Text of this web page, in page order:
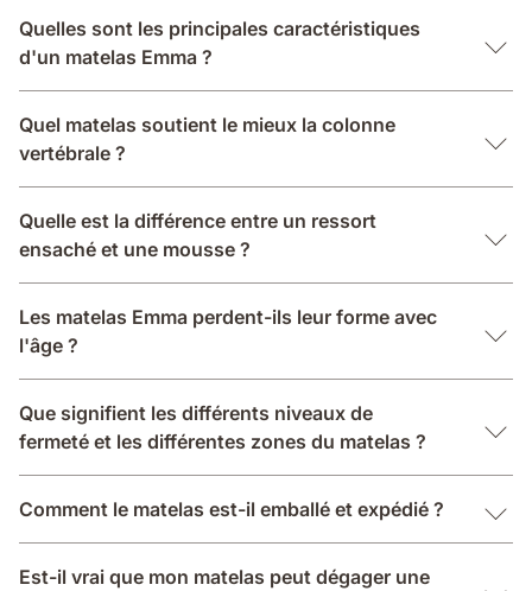
Quelles sont les principales caractéristiques
d'un matelas Emma ?
Quel matelas soutient le mieux la colonne
vertébrale ?
Quelle est la différence entre un ressort
ensaché et une mousse ?
Les matelas Emma perdent-ils leur forme avec
l'âge ?
Que signifient les différents niveaux de
fermeté et les différentes zones du matelas ?
Comment le matelas est-il emballé et expédié ?
Est-il vrai que mon matelas peut dégager une